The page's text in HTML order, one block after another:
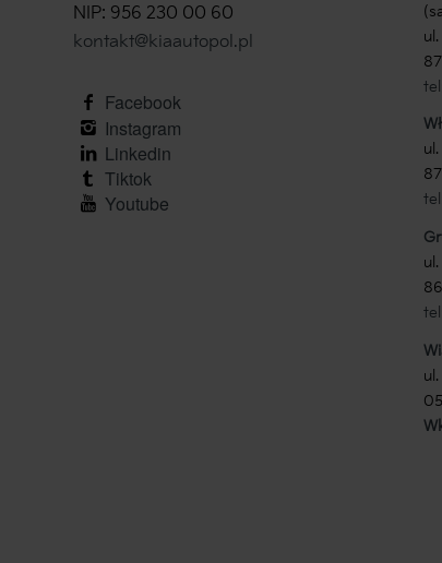
NIP: 956 230 00 60
kontakt@kiaautopol.pl
facebook
instagram
linkedin
tiktok
youtube